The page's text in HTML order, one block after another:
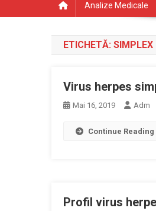
Analize Medicale
ETICHETĂ: SIMPLEX
Virus herpes
Mai 16, 2019 Adm
Continue Reading
Profil virus